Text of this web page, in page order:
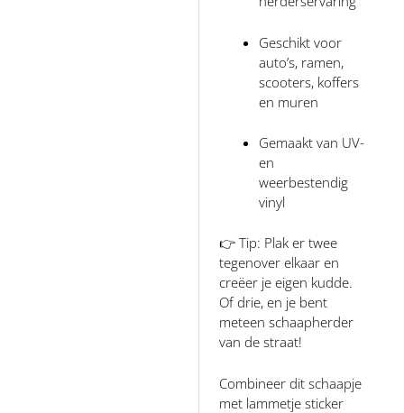
Geschikt voor
auto’s, ramen,
scooters, koffers
en muren
Gemaakt van UV-
en
weerbestendig
vinyl
👉 Tip: Plak er twee
tegenover elkaar en
creëer je eigen kudde.
Of drie, en je bent
meteen schaapherder
van de straat!
Combineer dit schaapje
met lammetje sticker